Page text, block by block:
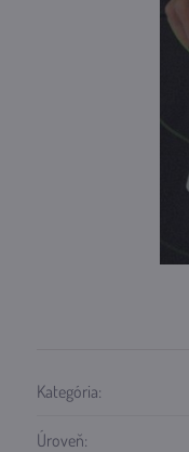
Kategória:
Úroveň: